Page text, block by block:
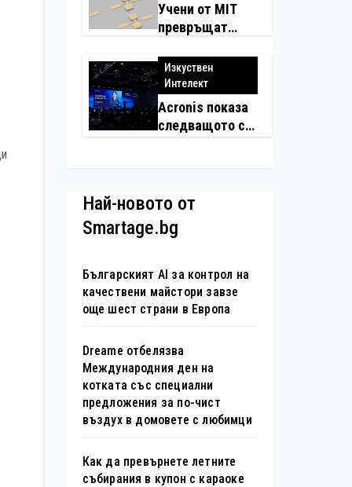
Учени от MIT
превръщат
надеждни
електронни
устройства
Изкуствен
Интелект
Acronis показа
следващото си
Най-новото от
Smartage.bg
Българският AI за контрол на
качествени майстори завзе
още шест страни в Европа
Dreame отбелязва
Международния ден на
котката със специални
предложения за по-чист
въздух в домовете с любимци
Как да превърнете летните
събирания в купон с караоке